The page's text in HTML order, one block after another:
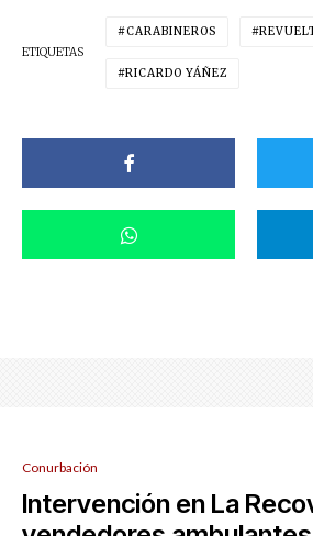
ETIQUETAS
CARABINEROS
RICARDO YÁÑEZ
Conurbación
Intervención en La